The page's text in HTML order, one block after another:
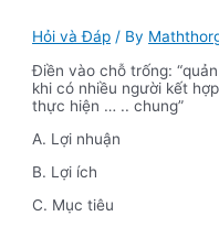
Hỏi và Đáp / By
Điền vào chỗ trống:
khi có nhiều người kết
thực hiện … .. chung”
A. Lợi nhuận
B. Lợi ích
C. Mục tiêu